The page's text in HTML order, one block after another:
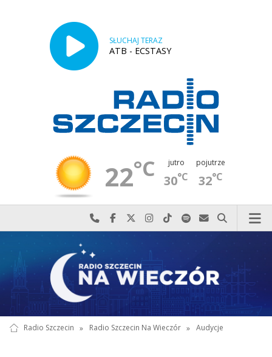
SŁUCHAJ TERAZ
ATB - ECSTASY
22°C jutro
30°C
pojutrze
32°C
Najlepiej po prostu do nas zadzwoń
Odwiedź nas na Facebook-u
Odwiedź nas na X
Odwiedź nas na Instagram-ie
Odwiedź nas na TikTok-u
Szukaj nas na Spotify
Wyślij do nas
Szukaj
Radio Szczecin » Radio Szczecin Na Wieczór » Audycje